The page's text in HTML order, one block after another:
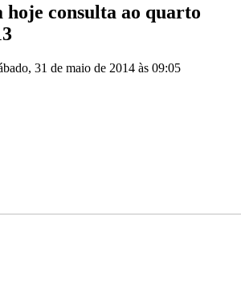
hoje consulta ao quarto
31 de maio de 2014 às 09:05